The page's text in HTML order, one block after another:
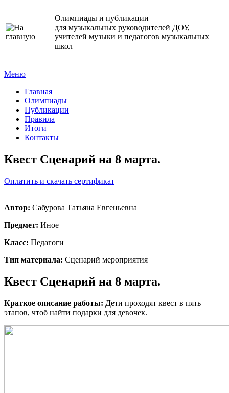
Олимпиады и публикации
для музыкальных руководителей ДОУ,
учителей музыки и педагогов музыкальных
школ
Меню
Главная
Олимпиады
Публикации
Правила
Итоги
Контакты
Квест Сценарий на 8 марта.
Оплатить и скачать сертификат
Автор: Сабурова Татьяна Евгеньевна
Предмет: Иное
Класс: Педагоги
Тип материала: Сценарий мероприятия
Квест Сценарий на 8 марта.
Краткое описание работы: Дети проходят квест в пять
этапов, чтоб найти подарки для девочек.